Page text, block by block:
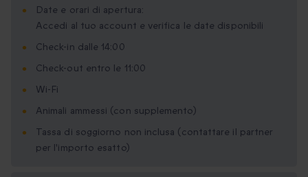
Date e orari di apertura:
Accedi al tuo account e verifica le date disponibili
Check-in dalle 14:00
Check-out entro le 11:00
Wi-Fi
Animali ammessi (con supplemento)
Tassa di soggiorno non inclusa (contattare il partner
per l'importo esatto)